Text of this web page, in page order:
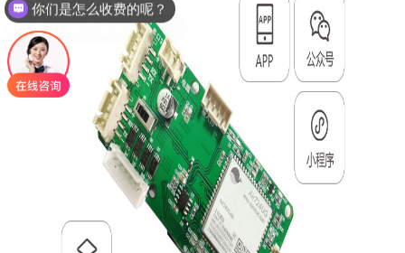
可以发些产品资料看看吗？